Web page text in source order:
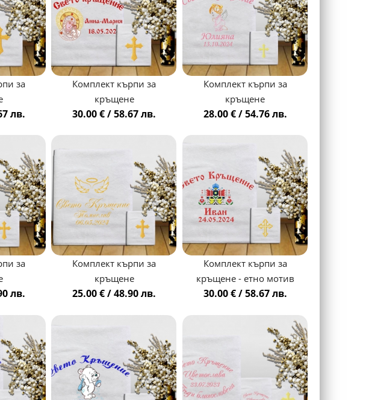
за
лв.
Комплект кърпи за
кръщене
30.00 € / 58.67 лв.
Комплект кърпи за
кръщене
28.00 € / 54.76 лв.
за
лв.
Комплект кърпи за
кръщене
25.00 € / 48.90 лв.
Комплект кърпи за
кръщене - етно мотив
30.00 € / 58.67 лв.